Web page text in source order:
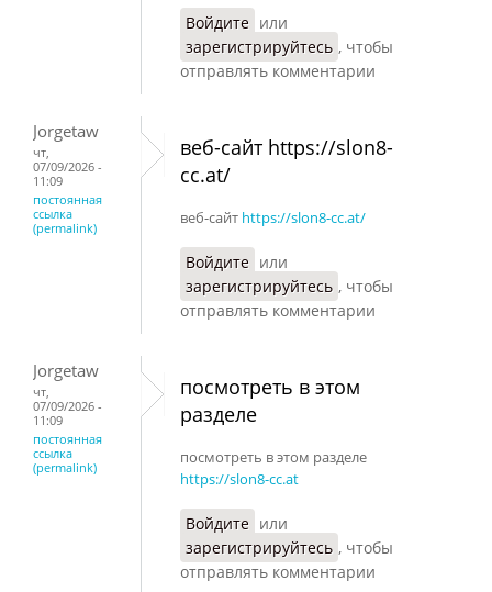
Войдите или
зарегистрируйтесь , чтобы
отправлять комментарии
Jorgetaw
чт,
07/09/2026 -
11:09
постоянная
ссылка
(permalink)
веб-сайт https://slon8-
cc.at/
веб-сайт https://slon8-cc.at/
Войдите или
зарегистрируйтесь , чтобы
отправлять комментарии
Jorgetaw
чт,
07/09/2026 -
11:09
постоянная
ссылка
(permalink)
посмотреть в этом
разделе
посмотреть в этом разделе
https://slon8-cc.at
Войдите или
зарегистрируйтесь , чтобы
отправлять комментарии